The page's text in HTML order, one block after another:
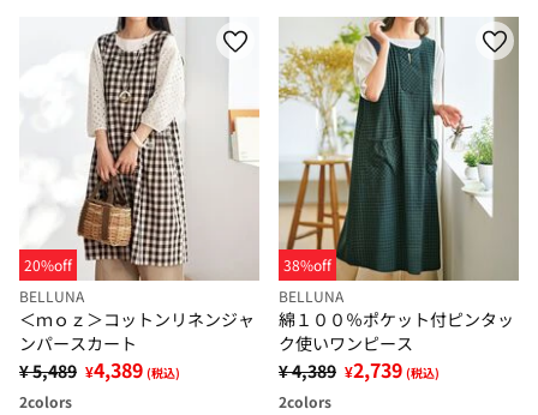
20%off
BELLUNA
＜ｍｏｚ＞コットンリネンジャ
ンパースカート
¥ 5,489 ¥4,389 (税込)
2colors
38%off
BELLUNA
綿１００％ポケット付ピンタッ
ク使いワンピース
¥ 4,389 ¥2,739 (税込)
2colors